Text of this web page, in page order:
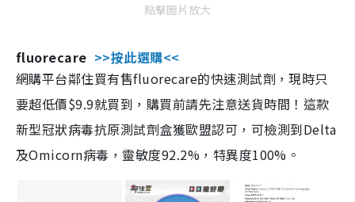
點擊圖片放大
fluorecare >>按此選購<<
網購平台鄰住買有售fluorecare的快速測試劑，現時只
要超低價$9.9就買到，購買前請先注意送貨時間！這款
新型冠狀病毒抗原測試劑盒獲歐盟認可，可檢測到Delta
及Omicorn病毒，靈敏度92.2%，特異度100%。